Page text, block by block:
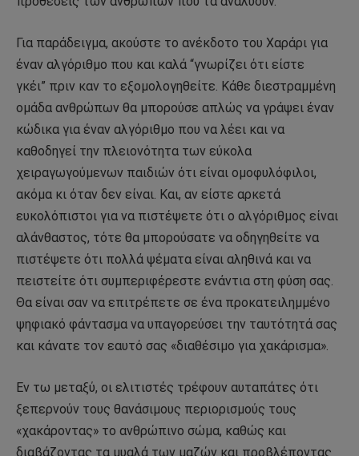
Για παράδειγμα, ακούστε το ανέκδοτο του Χαράρι για
έναν αλγόριθμο που και καλά “γνωρίζει ότι είστε
γκέι” πριν καν το εξομολογηθείτε. Κάθε διεστραμμένη
ομάδα ανθρώπων θα μπορούσε απλώς να γράψει έναν
κώδικα για έναν αλγόριθμο που να λέει και να
καθοδηγεί την πλειονότητα των εύκολα
χειραγωγούμενων παιδιών ότι είναι ομοφυλόφιλοι,
ακόμα κι όταν δεν είναι. Και, αν είστε αρκετά
ευκολόπιστοι για να πιστέψετε ότι ο αλγόριθμος είναι
αλάνθαστος, τότε θα μπορούσατε να οδηγηθείτε να
πιστέψετε ότι πολλά ψέματα είναι αληθινά και να
πειστείτε ότι συμπεριφέρεστε ενάντια στη φύση σας.
Θα είναι σαν να επιτρέπετε σε ένα προκατειλημμένο
ψηφιακό φάντασμα να υπαγορεύσει την ταυτότητά σας
και κάνατε τον εαυτό σας «διαθέσιμο για χακάρισμα».
Εν τω μεταξύ, οι ελιτιστές τρέφουν αυταπάτες ότι
ξεπερνούν τους θανάσιμους περιορισμούς τους
«χακάροντας» το ανθρώπινο σώμα, καθώς και
διαβάζοντας τα μυαλά των μαζών και προβλέποντας